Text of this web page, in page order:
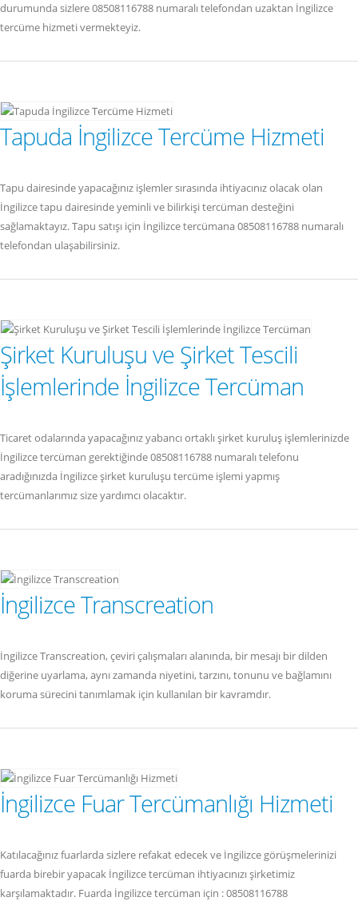
durumunda sizlere 08508116788 numaralı telefondan uzaktan İngilizce
tercüme hizmeti vermekteyiz.
Tapuda İngilizce Tercüme Hizmeti
Tapu dairesinde yapacağınız işlemler sırasında ihtiyacınız olacak olan
İngilizce tapu dairesinde yeminli ve bilirkişi tercüman desteğini
sağlamaktayız. Tapu satışı için İngilizce tercümana 08508116788 numaralı
telefondan ulaşabilirsiniz.
Şirket Kuruluşu ve Şirket Tescili
İşlemlerinde İngilizce Tercüman
Ticaret odalarında yapacağınız yabancı ortaklı şirket kuruluş işlemlerinizde
İngilizce tercüman gerektiğinde 08508116788 numaralı telefonu
aradığınızda İngilizce şirket kuruluşu tercüme işlemi yapmış
tercümanlarımız size yardımcı olacaktır.
İngilizce Transcreation
İngilizce Transcreation, çeviri çalışmaları alanında, bir mesajı bir dilden
diğerine uyarlama, aynı zamanda niyetini, tarzını, tonunu ve bağlamını
koruma sürecini tanımlamak için kullanılan bir kavramdır.
İngilizce Fuar Tercümanlığı Hizmeti
Katılacağınız fuarlarda sizlere refakat edecek ve İngilizce görüşmelerinizi
fuarda birebir yapacak İngilizce tercüman ihtiyacınızı şirketimiz
karşılamaktadır. Fuarda İngilizce tercüman için : 08508116788